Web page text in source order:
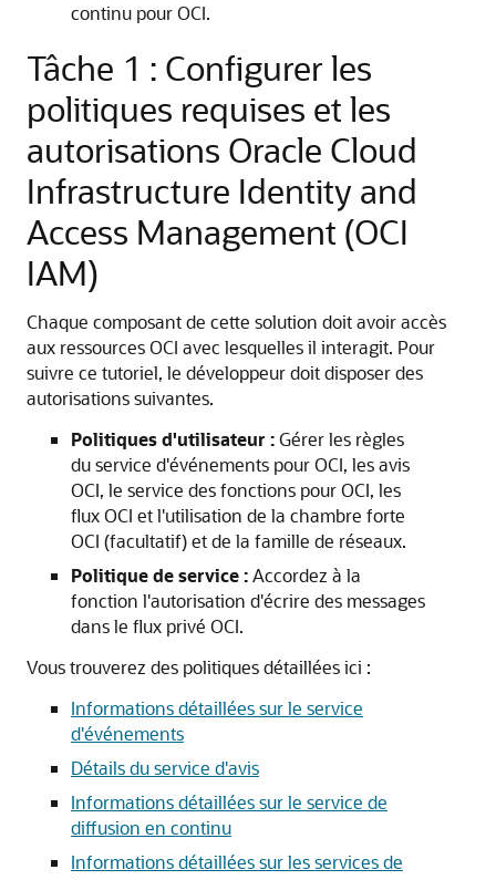
continu pour OCI.
Tâche 1 : Configurer les
politiques requises et les
autorisations Oracle Cloud
Infrastructure Identity and
Access Management (OCI
IAM)
Chaque composant de cette solution doit avoir accès
aux ressources OCI avec lesquelles il interagit. Pour
suivre ce tutoriel, le développeur doit disposer des
autorisations suivantes.
Politiques d'utilisateur :Gérer les règles
du service d'événements pour OCI, les avis
OCI, le service des fonctions pour OCI, les
flux OCI et l'utilisation de la chambre forte
OCI (facultatif) et de la famille de réseaux.
Politique de service :Accordez à la
fonction l'autorisation d'écrire des messages
dans le flux privé OCI.
Vous trouverez des politiques détaillées ici :
Informations détaillées sur le service
d'événements
Détails du service d'avis
Informations détaillées sur le service de
diffusion en continu
Informations détaillées sur les services de